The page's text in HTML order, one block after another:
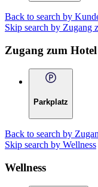
Back to search by
Skip search by Zugang
Zugang zum Hotel
Parkplatz
Back to search by
Skip search by Wellness
Wellness